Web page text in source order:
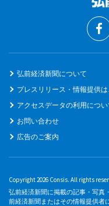
弘前経済新聞について
プレスリリース・情報提供
アクセスデータの利用につい
お問い合わせ
広告のご案内
Copyright 2026 Consis. All rights
弘前経済新聞に掲載の記事・写真
前経済新聞またはその情報提供者